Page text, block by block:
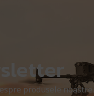
produsele noastre.